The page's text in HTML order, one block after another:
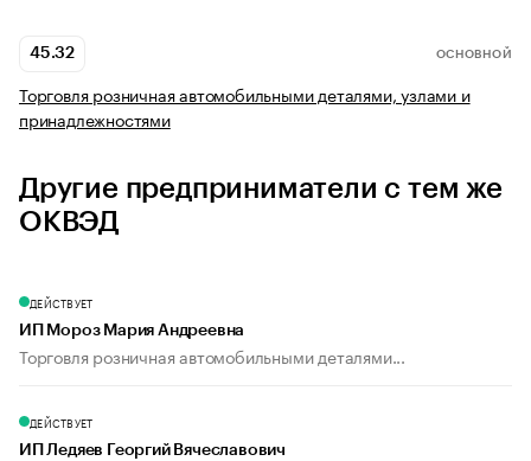
45.32 ОСНОВНОЙ
Торговля розничная автомобильными деталями, узлами и
принадлежностями
Другие предприниматели с тем же
ОКВЭД
ДЕЙСТВУЕТ
ИП Мороз Мария Андреевна
Торговля розничная автомобильными деталями...
ДЕЙСТВУЕТ
ИП Ледяев Георгий Вячеславович